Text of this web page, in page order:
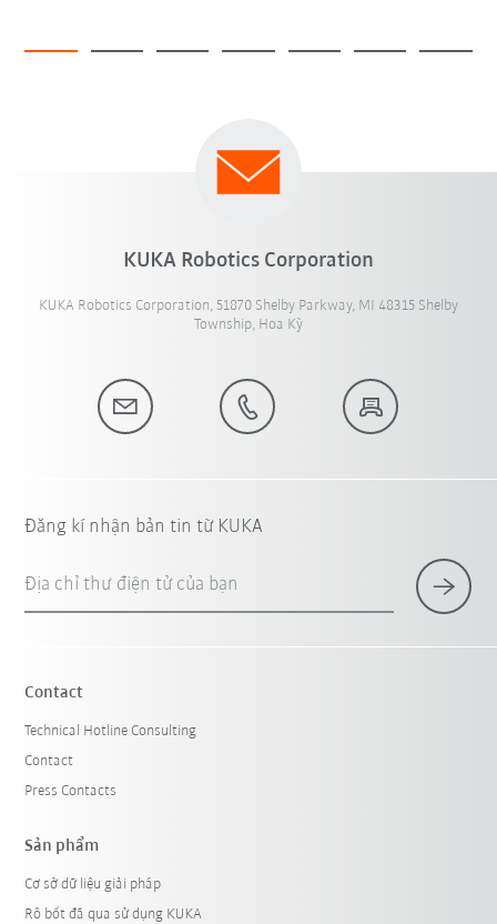
KUKA Robotics Corporation
KUKA Robotics Corporation, 51870 Shelby Parkway, MI 48315 Shelby
Township, Hoa Kỳ
Đăng kí nhận bản tin từ KUKA
Địa chỉ thư điện tử của bạn
Contact
Technical Hotline Consulting
Contact
Press Contacts
Sản phẩm
Cơ sở dữ liệu giải pháp
Rô bốt đã qua sử dụng KUKA